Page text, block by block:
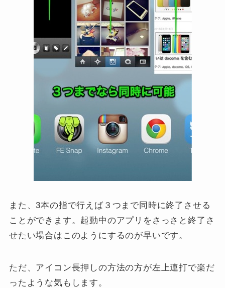
また、3本の指で行えば３つまで同時に終了させる
ことができます。起動中のアプリをさっさと終了さ
せたい場合はこのようにするのが早いです。
ただ、アイコン長押しの方法の方が左上連打で楽だ
ったような気もします。